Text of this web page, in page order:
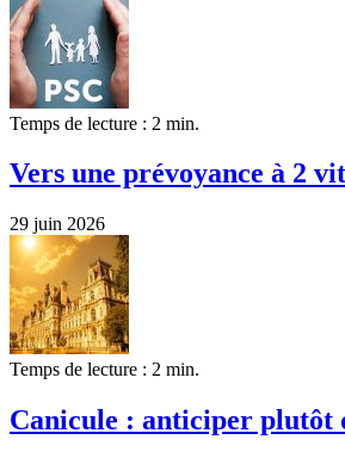
Temps de lecture : 2 min.
Vers une prévoyance à 2
29 juin 2026
Temps de lecture : 2 min.
Canicule : anticiper plutôt